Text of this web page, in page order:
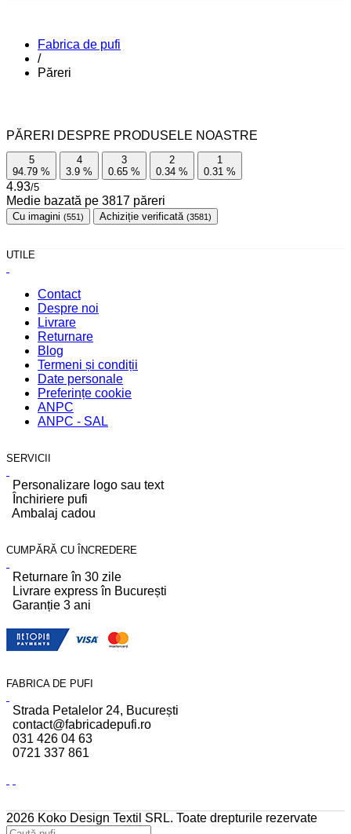
Fabrica de pufi
/
Păreri
PĂRERI DESPRE PRODUSELE NOASTRE
5
94.79 %
4
3.9 %
3
0.65 %
2
0.34 %
1
0.31 %
4.93/5
Medie bazată pe 3817 păreri
Cu imagini (551) Achiziție verificată (3581)
UTILE
Contact
Despre noi
Livrare
Returnare
Blog
Termeni și condiții
Date personale
Preferințe cookie
ANPC
ANPC - SAL
SERVICII
Personalizare logo sau text
Închiriere pufi
Ambalaj cadou
CUMPĂRĂ CU ÎNCREDERE
Returnare în 30 zile
Livrare express în București
Garanție 3 ani
FABRICA DE PUFI
Strada Petalelor 24, București
contact@fabricadepufi.ro
031 426 04 63
0721 337 861
2026 Koko Design Textil SRL. Toate drepturile rezervate